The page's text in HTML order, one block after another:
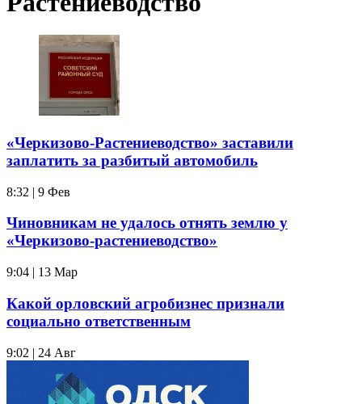
«Черкизово-Растениеводство» заставили
заплатить за разбитый автомобиль
8:32 | 9 Фев
Чиновникам не удалось отнять землю у
«Черкизово-растениеводство»
9:04 | 13 Мар
Какой орловский агробизнес признали
социально ответственным
9:02 | 24 Авг